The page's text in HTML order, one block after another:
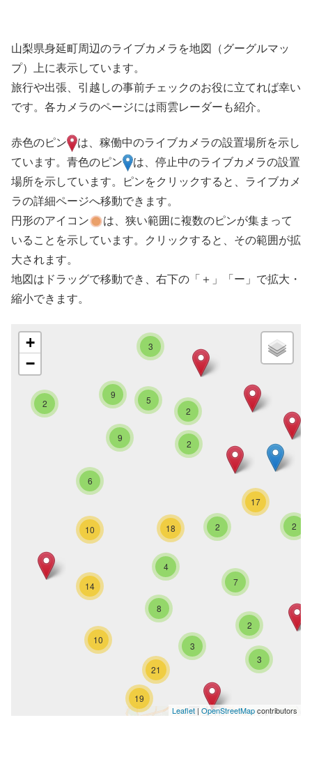
山梨県身延町周辺のライブカメラを地図（グーグルマッ
プ）上に表示しています。
旅行や出張、引越しの事前チェックのお役に立てれば幸い
です。各カメラのページには雨雲レーダーも紹介。
赤色のピン
は、稼働中のライブカメラの設置場所を示し
ています。青色のピン
は、停止中のライブカメラの設置
場所を示しています。ピンをクリックすると、ライブカメ
ラの詳細ページへ移動できます。
円形のアイコン
は、狭い範囲に複数のピンが集まって
いることを示しています。クリックすると、その範囲が拡
大されます。
地図はドラッグで移動でき、右下の「＋」「ー」で拡大・
縮小できます。
10
10
2
2
14
2
3
2
2
3
19
5
3
6
9
2
4
18
9
7
17
8
21
+
−
Leaflet | OpenStreetMapcontributors